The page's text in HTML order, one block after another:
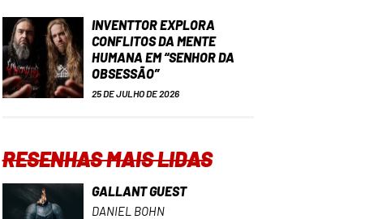
INVENTTOR EXPLORA
CONFLITOS DA MENTE
HUMANA EM “SENHOR DA
OBSESSÃO”
25 DE JULHO DE 2026
RESENHAS MAIS LIDAS
GALLANT GUEST
DANIEL BOHN